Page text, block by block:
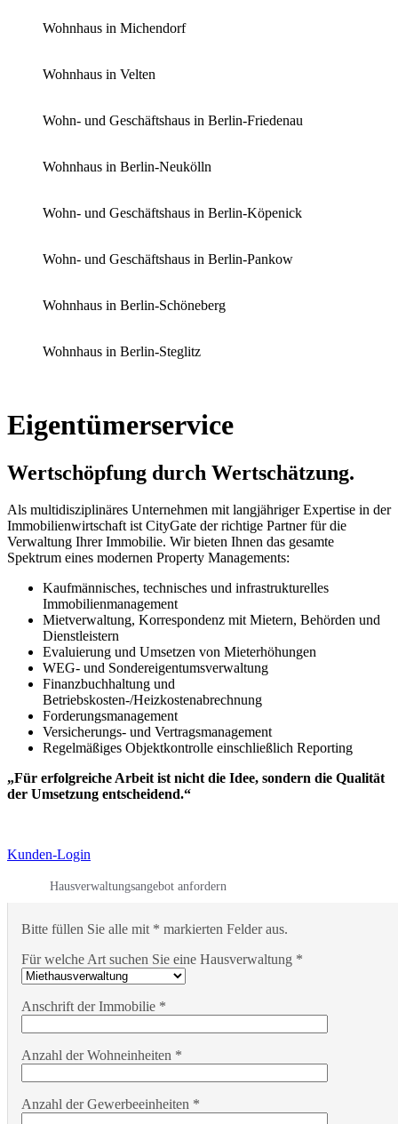
Wohnhaus in Michendorf
Wohnhaus in Velten
Wohn- und Geschäftshaus in Berlin-Friedenau
Wohnhaus in Berlin-Neukölln
Wohn- und Geschäftshaus in Berlin-Köpenick
Wohn- und Geschäftshaus in Berlin-Pankow
Wohnhaus in Berlin-Schöneberg
Wohnhaus in Berlin-Steglitz
Eigentümerservice
Wertschöpfung durch Wertschätzung.
Als multidisziplinäres Unternehmen mit langjähriger Expertise in der
Immobilienwirtschaft ist CityGate der richtige Partner für die
Verwaltung Ihrer Immobilie. Wir bieten Ihnen das gesamte
Spektrum eines modernen Property Managements:
Kaufmännisches, technisches und infrastrukturelles
Immobilienmanagement
Mietverwaltung, Korrespondenz mit Mietern, Behörden und
Dienstleistern
Evaluierung und Umsetzen von Mieterhöhungen
WEG- und Sondereigentumsverwaltung
Finanzbuchhaltung und
Betriebskosten-/Heizkostenabrechnung
Forderungsmanagement
Versicherungs- und Vertragsmanagement
Regelmäßiges Objektkontrolle einschließlich Reporting
„Für erfolgreiche Arbeit ist nicht die Idee, sondern die Qualität
der Umsetzung entscheidend.“
Kunden-Login
Hausverwaltungsangebot anfordern
Bitte füllen Sie alle mit * markierten Felder aus.
Für welche Art suchen Sie eine Hausverwaltung *
Anschrift der Immobilie *
Anzahl der Wohneinheiten *
Anzahl der Gewerbeeinheiten *